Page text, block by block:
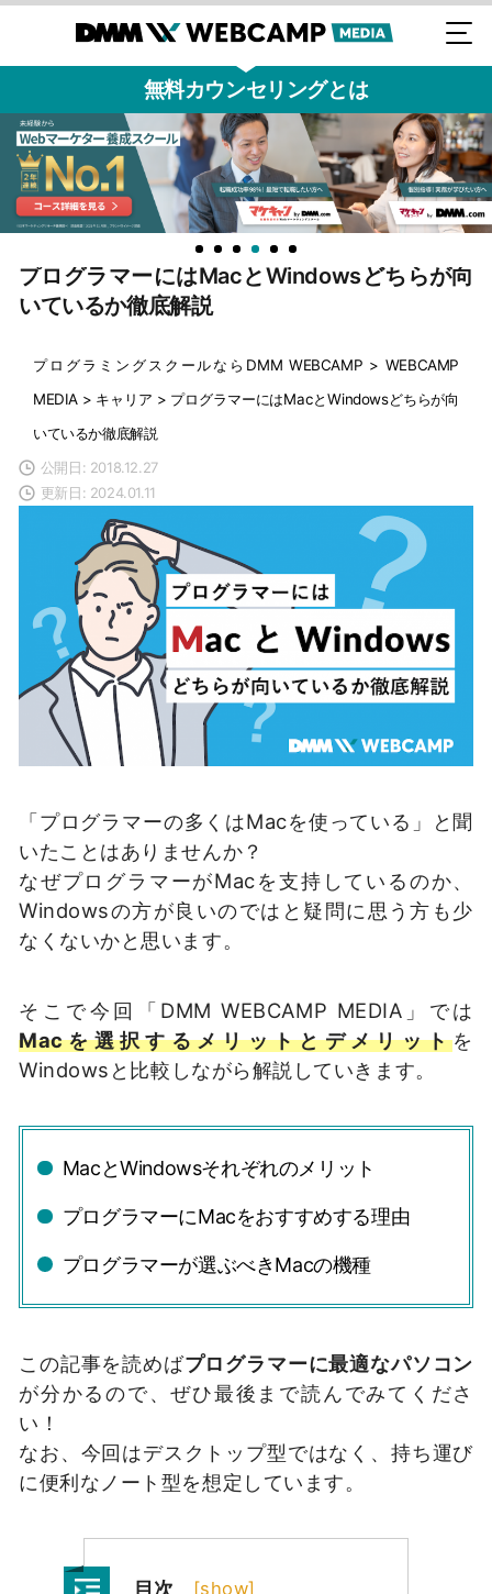
無料カウンセリングとは
プログラマーにはMacとWindowsどちらが向
いているか徹底解説
プログラミングスクールならDMM WEBCAMP > WEBCAMP
MEDIA > キャリア > プログラマーにはMacとWindowsどちらが向
いているか徹底解説
公開日: 2018.12.27
更新日: 2024.01.11
「プログラマーの多くはMacを使っている」と聞
いたことはありませんか？
なぜプログラマーがMacを支持しているのか、
Windowsの方が良いのではと疑問に思う方も少
なくないかと思います。
そこで今回「DMM WEBCAMP MEDIA」では
Macを選択するメリットとデメリットを
Windowsと比較しながら解説していきます。
MacとWindowsそれぞれのメリット
プログラマーにMacをおすすめする理由
プログラマーが選ぶべきMacの機種
この記事を読めばプログラマーに最適なパソコン
が分かるので、ぜひ最後まで読んでみてくださ
い！
なお、今回はデスクトップ型ではなく、持ち運び
に便利なノート型を想定しています。
目次 [show]